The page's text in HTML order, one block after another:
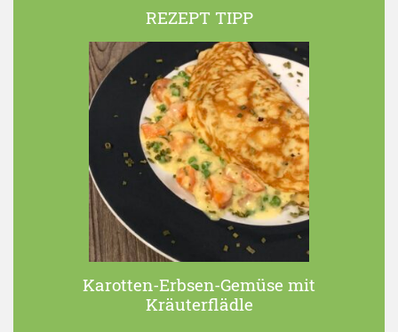
REZEPT TIPP
Karotten-Erbsen-Gemüse mit
Kräuterflädle